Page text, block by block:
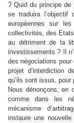
? Quid du principe de
se traduira l’objectif
européennes sur
collectivités, des
au détriment de la
investissements ? Il
des négociations pour
projet d’interdiction
qu’ils sont issus,
Nous dénonçons, en
comme dans les
mécanisme
instaure une